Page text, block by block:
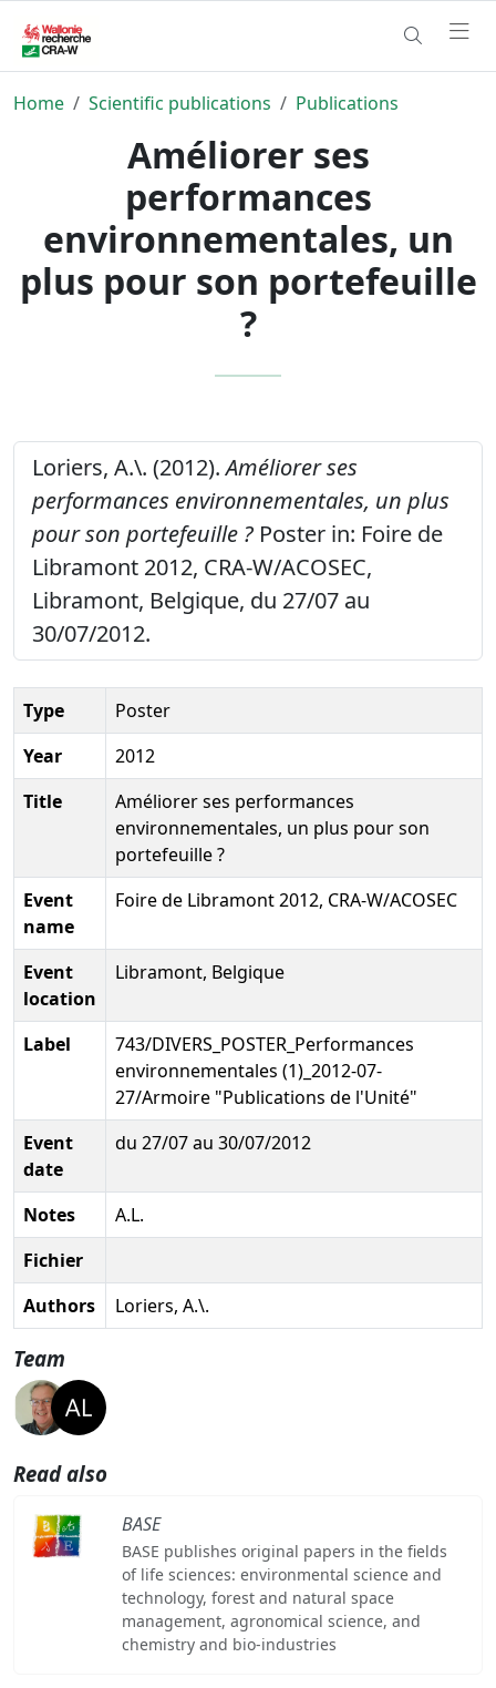
Home Scientific publications Publications
Améliorer ses
performances
environnementales, un
plus pour son portefeuille
?
Loriers, A.\. (2012).Améliorer ses
performances environnementales, un plus
pour son portefeuille ? Poster in: Foire de
Libramont 2012, CRA-W/ACOSEC,
Libramont, Belgique, du 27/07 au
30/07/2012.
Type
Poster
Year
2012
Title
Améliorer ses performances
environnementales, un plus pour son
portefeuille ?
Event
name
Foire de Libramont 2012, CRA-W/ACOSEC
Event
location
Libramont, Belgique
Label
743/DIVERS_POSTER_Performances
environnementales (1)_2012-07-
27/Armoire "Publications de l'Unité"
Event
date
du 27/07 au 30/07/2012
Notes
A.L.
Fichier
Authors
Loriers, A.\.
Team
Read also
BASE
BASE publishes original papers in the fields
of life sciences: environmental science and
technology, forest and natural space
management, agronomical science, and
chemistry and bio-industries